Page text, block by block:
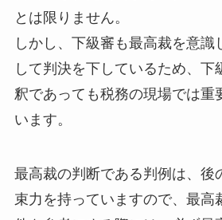
とは限りません。
しかし、下級審も最高裁を意識
して判決を下しているため、下
釈であっても税務の現場では重
います。
最高裁の判断である判例は、後
束力を持っていますので、最高